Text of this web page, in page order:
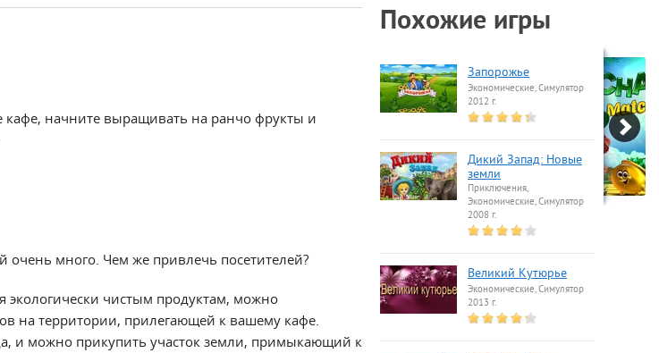
кафе, начните выращивать на ранчо фрукты и
много. Чем же привлечь посетителей?
экологически чистым продуктам, можно
на территории, прилегающей к вашему кафе.
и можно прикупить участок земли, примыкающий к
Похожие игры
Запорожье
Экономические, Симулятор
2012 г.
Дикий Запад: Новые
земли
Приключения,
Экономические, Симулятор
2008 г.
Великий Кутюрье
Экономические, Симулятор
2013 г.